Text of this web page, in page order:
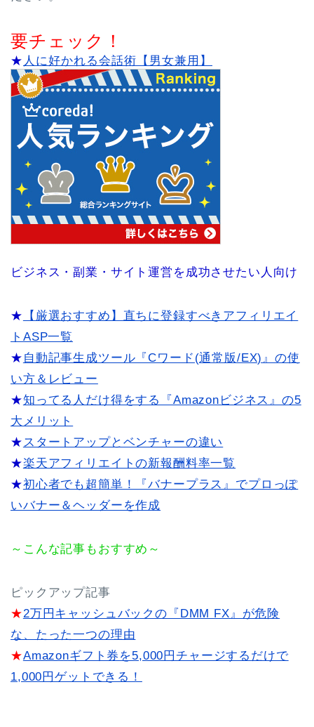
要チェック！
★ 人に好かれる会話術【男女兼用】
ビジネス・副業・サイト運営を成功させたい人向け
★ 【厳選おすすめ】直ちに登録すべきアフィリエイ
トASP一覧
★ 自動記事生成ツール『Cワード(通常版/EX)』の使
い方＆レビュー
★知ってる人だけ得をする『Amazonビジネス』の5
大メリット
★スタートアップとベンチャーの違い
★楽天アフィリエイトの新報酬料率一覧
★初心者でも超簡単！『バナープラス』でプロっぽ
いバナー＆ヘッダーを作成
～こんな記事もおすすめ～
ピックアップ記事
★2万円キャッシュバックの『DMM FX』が危険
な、たった一つの理由
★Amazonギフト券を5,000円チャージするだけで
1,000円ゲットできる！